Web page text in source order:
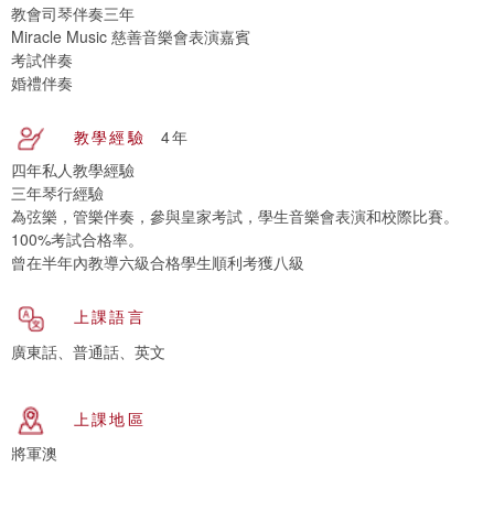
教會司琴伴奏三年
Miracle Music 慈善音樂會表演嘉賓
考試伴奏
婚禮伴奏
教學經驗
4年
四年私人教學經驗
三年琴行經驗
為弦樂，管樂伴奏，參與皇家考試，學生音樂會表演和校際比賽。
100%考試合格率。
曾在半年內教導六級合格學生順利考獲八級
上課語言
廣東話、普通話、英文
上課地區
將軍澳